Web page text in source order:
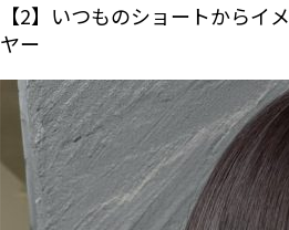
【2】いつものショートからイ
ヤー